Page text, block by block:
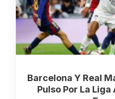
Barcelona Y Real
Pulso Por La